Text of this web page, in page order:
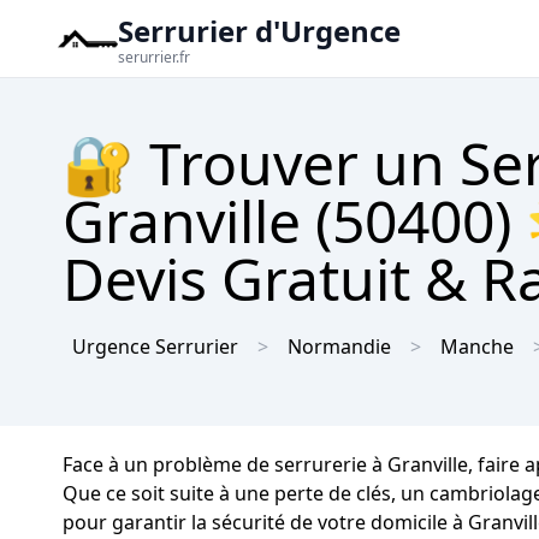
Serrurier d'Urgence
serurrier.fr
🔐 Trouver un
Granville
Devis Gratuit &
Urgence Serrurier Normandie Manche
Face à un problème de serrurerie à Granville, faire
Que ce soit suite à une perte de clés, un
pour garantir la sécurité de votre domicile à